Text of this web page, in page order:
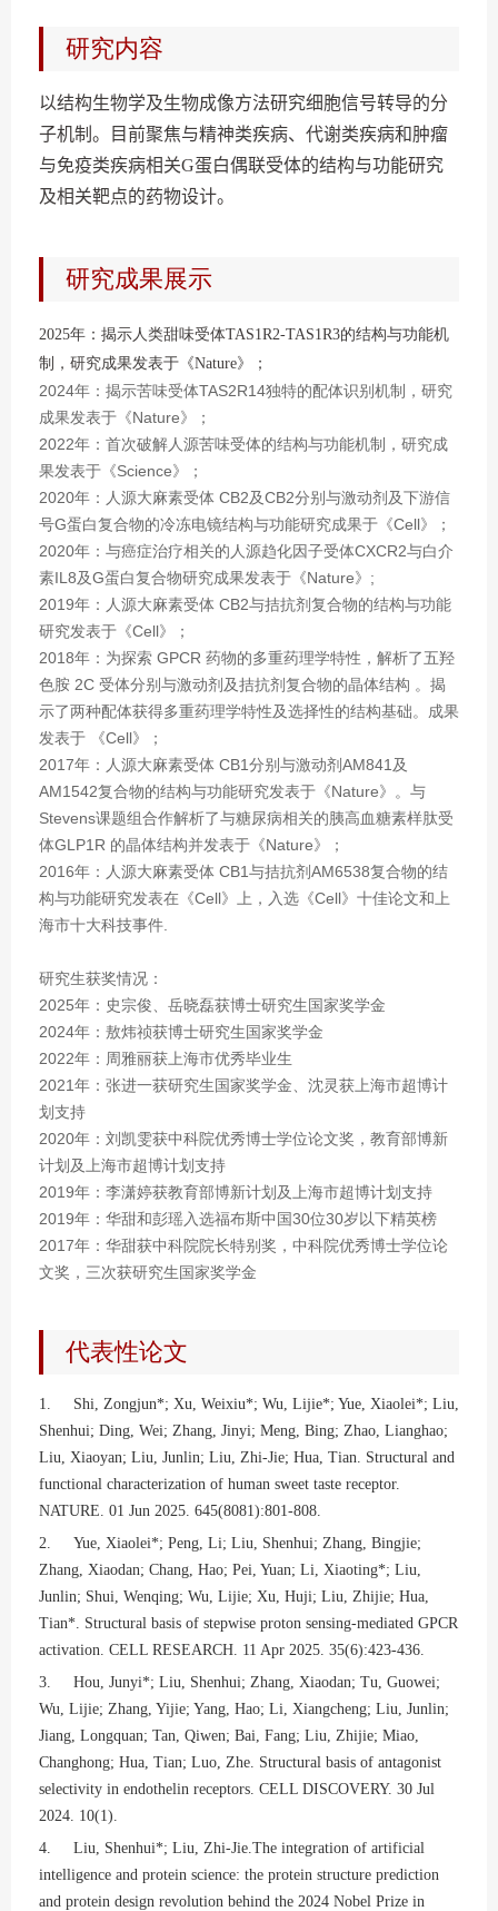
研究内容
以结构生物学及生物成像方法研究细胞信号转导的分
子机制。目前聚焦与精神类疾病、代谢类疾病和肿瘤
与免疫类疾病相关G蛋白偶联受体的结构与功能研究
及相关靶点的药物设计。
研究成果展示
2025年：揭示人类甜味受体TAS1R2-TAS1R3的结构与功能机
制，研究成果发表于《Nature》；
2024年：揭示苦味受体TAS2R14独特的配体识别机制，研究
成果发表于《Nature》；
2022年：首次破解人源苦味受体的结构与功能机制，研究成
果发表于《Science》；
2020年：人源大麻素受体 CB2及CB2分别与激动剂及下游信
号G蛋白复合物的冷冻电镜结构与功能研究成果于《Cell》；
2020年：与癌症治疗相关的人源趋化因子受体CXCR2与白介
素IL8及G蛋白复合物研究成果发表于《Nature》;
2019年：人源大麻素受体 CB2与拮抗剂复合物的结构与功能
研究发表于《Cell》；
2018年：为探索 GPCR 药物的多重药理学特性，解析了五羟
色胺 2C 受体分别与激动剂及拮抗剂复合物的晶体结构 。揭
示了两种配体获得多重药理学特性及选择性的结构基础。成果
发表于 《Cell》；
2017年：人源大麻素受体 CB1分别与激动剂AM841及
AM1542复合物的结构与功能研究发表于《Nature》。与
Stevens课题组合作解析了与糖尿病相关的胰高血糖素样肽受
体GLP1R 的晶体结构并发表于《Nature》；
2016年：人源大麻素受体 CB1与拮抗剂AM6538复合物的结
构与功能研究发表在《Cell》上，入选《Cell》十佳论文和上
海市十大科技事件.
研究生获奖情况：
2025年：史宗俊、岳晓磊获博士研究生国家奖学金
2024年：敖炜祯获博士研究生国家奖学金
2022年：周雅丽获上海市优秀毕业生
2021年：张进一获研究生国家奖学金、沈灵获上海市超博计
划支持
2020年：刘凯雯获中科院优秀博士学位论文奖，教育部博新
计划及上海市超博计划支持
2019年：李潇婷获教育部博新计划及上海市超博计划支持
2019年：华甜和彭瑶入选福布斯中国30位30岁以下精英榜
2017年：华甜获中科院院长特别奖，中科院优秀博士学位论
文奖，三次获研究生国家奖学金
代表性论文
1. Shi, Zongjun*; Xu, Weixiu*; Wu, Lijie*; Yue, Xiaolei*; Liu,
Shenhui; Ding, Wei; Zhang, Jinyi; Meng, Bing; Zhao, Lianghao;
Liu, Xiaoyan; Liu, Junlin; Liu, Zhi-Jie; Hua, Tian. Structural and
functional characterization of human sweet taste receptor.
NATURE. 01 Jun 2025. 645(8081):801-808.
2. Yue, Xiaolei*; Peng, Li; Liu, Shenhui; Zhang, Bingjie;
Zhang, Xiaodan; Chang, Hao; Pei, Yuan; Li, Xiaoting*; Liu,
Junlin; Shui, Wenqing; Wu, Lijie; Xu, Huji; Liu, Zhijie; Hua,
Tian*. Structural basis of stepwise proton sensing-mediated GPCR
activation. CELL RESEARCH. 11 Apr 2025. 35(6):423-436.
3. Hou, Junyi*; Liu, Shenhui; Zhang, Xiaodan; Tu, Guowei;
Wu, Lijie; Zhang, Yijie; Yang, Hao; Li, Xiangcheng; Liu, Junlin;
Jiang, Longquan; Tan, Qiwen; Bai, Fang; Liu, Zhijie; Miao,
Changhong; Hua, Tian; Luo, Zhe. Structural basis of antagonist
selectivity in endothelin receptors. CELL DISCOVERY. 30 Jul
2024. 10(1).
4. Liu, Shenhui*; Liu, Zhi-Jie.The integration of artificial
intelligence and protein science: the protein structure prediction
and protein design revolution behind the 2024 Nobel Prize in